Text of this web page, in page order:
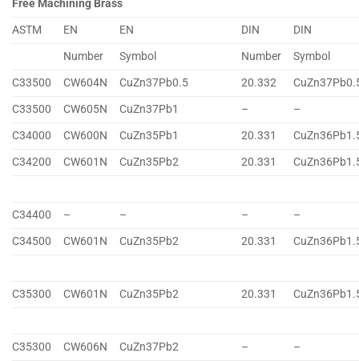
Free Machining Brass
ASTM
EN EN DIN
DIN
Number
Symbol Number
Symbol
C33500
CW604N CuZn37Pb0.5 20.332
C33500
CW605N CuZn37Pb1 –
–
C34000
CW600N CuZn35Pb1 20.331
C34200
CW601N CuZn35Pb2 20.331
C34400 – – –
–
C34500
CW601N CuZn35Pb2 20.331
C35300 CW601N CuZn35Pb2 20.331
C35300 CW606N CuZn37Pb2 –
–